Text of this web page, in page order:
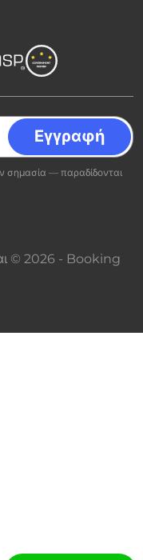
σημασία — παραδίδονται
© 2026 - Booking